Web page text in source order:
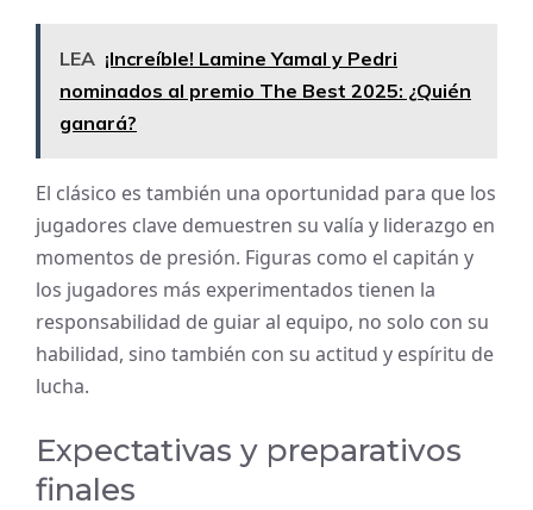
LEA ¡Increíble! Lamine Yamal y Pedri
nominados al premio The Best 2025: ¿Quién
ganará?
El clásico es también una oportunidad para que los
jugadores clave demuestren su valía y liderazgo en
momentos de presión. Figuras como el capitán y
los jugadores más experimentados tienen la
responsabilidad de guiar al equipo, no solo con su
habilidad, sino también con su actitud y espíritu de
lucha.
Expectativas y preparativos
finales